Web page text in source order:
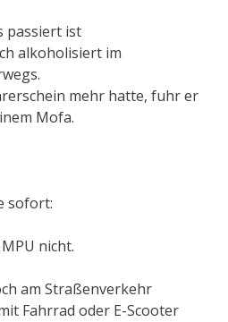
passiert ist
alkoholisiert im
mehr hatte, fuhr er
Mofa.
sofort:
nicht.
am Straßenverkehr
Fahrrad oder E-Scooter